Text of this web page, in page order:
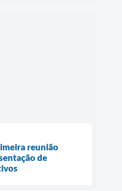
reunião
de